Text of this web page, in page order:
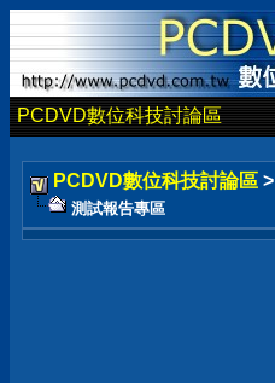
PCDVD數位科技討論區
PCDVD數位科技討論區 >
測試報告專區